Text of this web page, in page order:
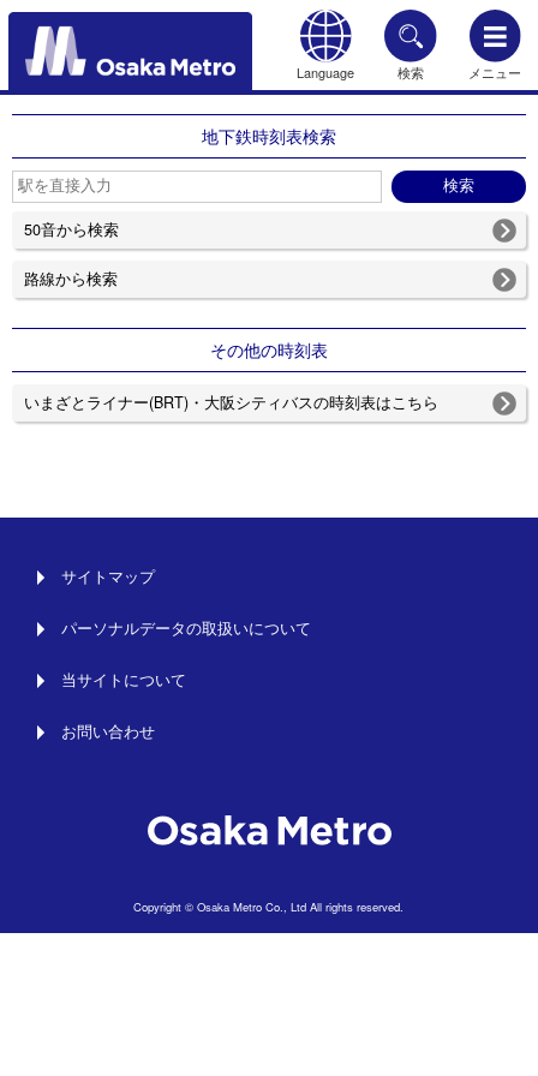
Language 検索 メニュー
もどる
地下鉄時刻表検索
50音から検索
路線から検索
その他の時刻表
いまざとライナー(BRT)・大阪シティバスの時刻表はこちら
サイトマップ
パーソナルデータの取扱いについて
当サイトについて
お問い合わせ
Copyright © Osaka Metro Co., Ltd All rights reserved.